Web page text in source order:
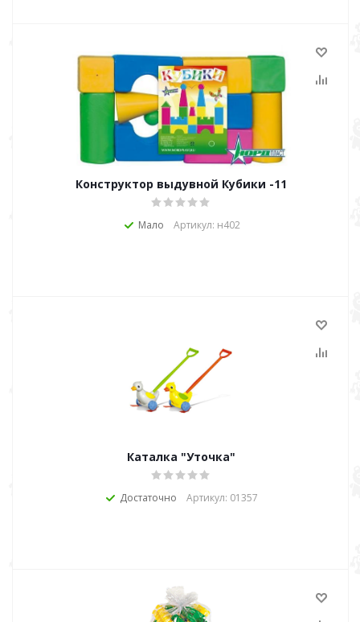
Конструктор выдувной Кубики -11
Мало Артикул: н402
Каталка "Уточка"
Достаточно Артикул: 01357